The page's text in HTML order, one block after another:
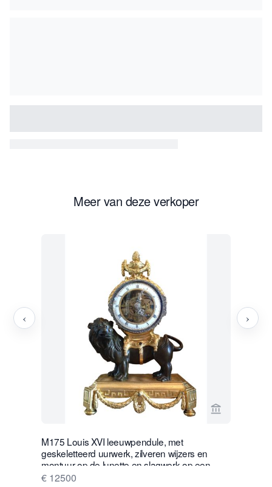
Meer van deze verkoper
Bekijk
M175 Louis XVI leeuwpendule, met
geskeletteerd uurwerk, zilveren wijzers en
montuur op de lunette en slagwerk op een
zilveren bel.
€ 12500
‹ ›